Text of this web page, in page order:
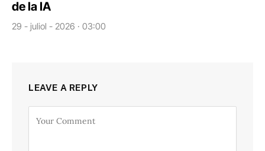
de la IA
29 - juliol - 2026 · 03:00
LEAVE A REPLY